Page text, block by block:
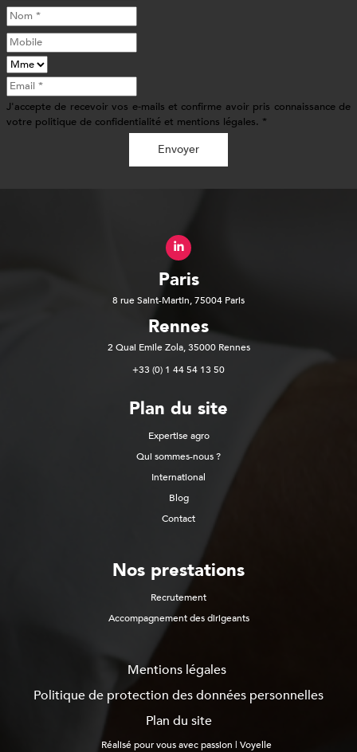
J'accepte de recevoir vos e-mails et confirme avoir pris connaissance de
votre politique de confidentialité et mentions légales. *
Envoyer
Paris
8 rue Saint-Martin, 75004 Paris
Rennes
2 Quai Emile Zola, 35000 Rennes
+33 (0) 1 44 54 13 50
Plan du site
Expertise agro
Qui sommes-nous ?
International
Blog
Contact
Nos prestations
Recrutement
Accompagnement des dirigeants
Mentions légales
Politique de protection des données personnelles
Plan du site
Réalisé pour vous avec passion | Voyelle